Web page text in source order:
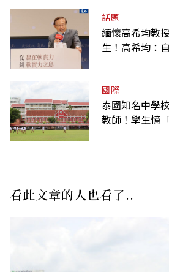
話題
緬懷高希均教
生！高希均：
國際
泰國知名中學
教師！學生憶
看此文章的人也看了..